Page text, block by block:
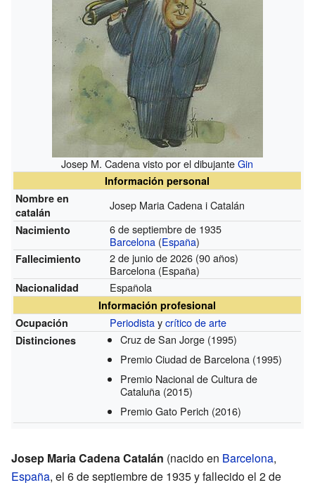
Josep M. Cadena visto por el dibujanteGin
Información personal
Nombre en
catalán
Josep Maria Cadena i Catalán
Nacimiento
6 de septiembre de 1935
Barcelona (España)
Fallecimiento
2 de junio de 2026 (90 años)
Barcelona (España)
Nacionalidad Española
Información profesional
Ocupación
Periodistaycrítico de arte
Distinciones Cruz de San Jorge (1995)
Premio Ciudad de Barcelona (1995)
Premio Nacional de Cultura de
Cataluña (2015)
Premio Gato Perich (2016)
Josep Maria Cadena Catalán (nacido en Barcelona,
España, el 6 de septiembre de 1935 y fallecido el 2 de